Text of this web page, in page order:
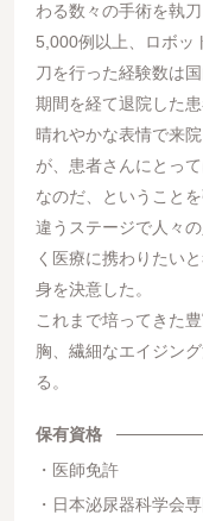
わる数々の手術を執
5,000例以上、ロボッ
刀を行った経験数は
期間を経て退院した
晴れやかな表情で来
が、患者さんにとっ
なのだ、ということ
違うステージで人々
く医療に携わりたい
身を決意した。
これまで培ってきた
胸、繊細なエイジン
る。
保有資格
医師免許
日本泌尿器科学会